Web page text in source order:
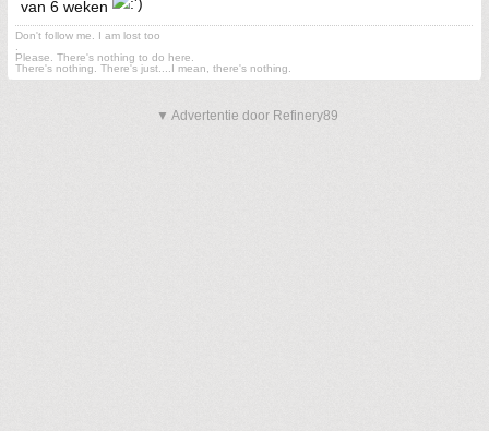
van 6 weken
Don't follow me. I am lost too
Please. There's nothing to do here.
There's nothing. There's just....I mean, there's nothing.
▼ Advertentie door Refinery89